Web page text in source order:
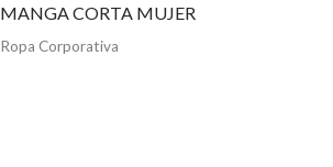
MANGA CORTA MUJER
Ropa Corporativa